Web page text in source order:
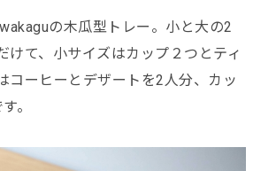
の木瓜型トレー。小と大の2
けて、小サイズはカップ２つとティ
コーヒーとデザートを2人分、カッ
。